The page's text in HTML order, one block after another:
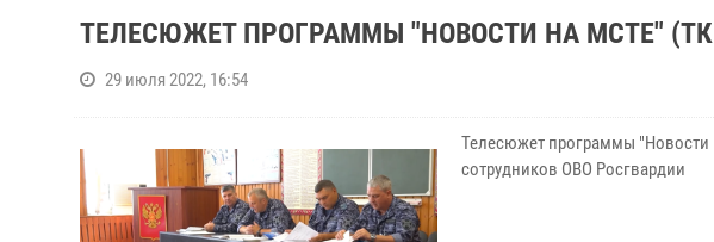
ТЕЛЕСЮЖЕТ ПРОГРАММЫ "НОВОСТИ НА МСТЕ"
29 июля 2022, 16:54
Телесюжет программы "Новости
сотрудников ОВО Росгвардии